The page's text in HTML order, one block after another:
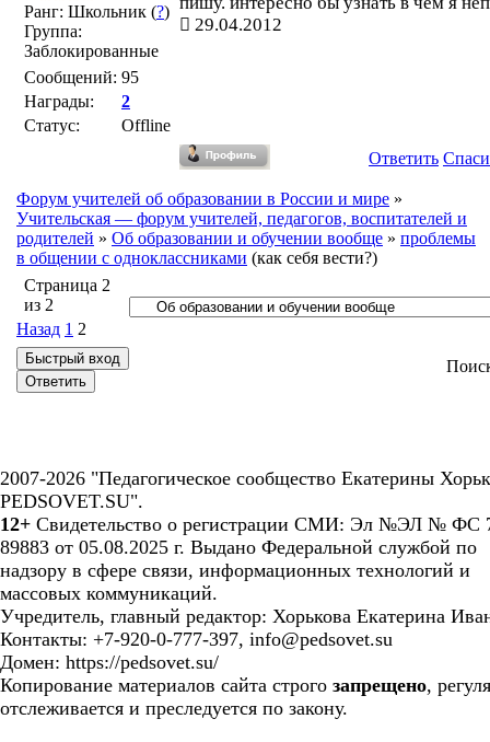
Ранг: Школьник (?)
Группа:
Заблокированные
Сообщений: 95
Награды:
2
Статус:
Offline
29.04.2012
Ответить
Форум учителей об образовании в России и мире »
Учительская — форум учителей, педагогов, воспитателей и
родителей » Об образовании и обучении вообще » проблемы
в общении с одноклассниками (как себя вести?)
Страница 2
из 2
Назад 1 2
2007-2026 "Педагогическое сообщество Екатерины
PEDSOVET.SU".
12+ Свидетельство о регистрации СМИ: Эл №ЭЛ № ФС
89883 от 05.08.2025 г. Выдано Федеральной службой по
надзору в сфере связи, информационных технологий и
массовых коммуникаций.
Учредитель, главный редактор: Хорькова Екатерина
Контакты: +7-920-0-777-397, info@pedsovet.su
Домен: https://pedsovet.su/
Копирование материалов сайта строго запрещено,
отслеживается и преследуется по закону.